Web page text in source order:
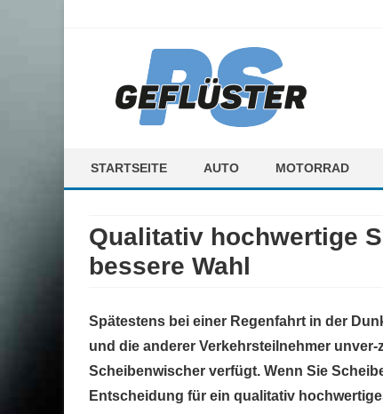
STARTSEITE AUTO MOTORRAD
Qualitativ hochwertige
bessere Wahl
Spätestens bei einer Regenfahrt in der
und die anderer Verkehrsteilnehmer
Scheibenwischer verfügt. Wenn Sie
Entscheidung für ein qualitativ